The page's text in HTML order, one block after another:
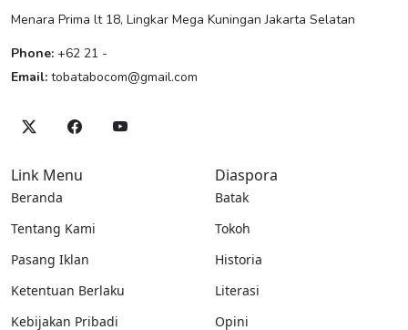
Menara Prima lt 18, Lingkar Mega Kuningan Jakarta Selatan
Phone: +62 21 -
Email: tobatabocom@gmail.com
Link Menu
Beranda
Tentang Kami
Pasang Iklan
Ketentuan Berlaku
Kebijakan Pribadi
Diaspora
Batak
Tokoh
Historia
Literasi
Opini